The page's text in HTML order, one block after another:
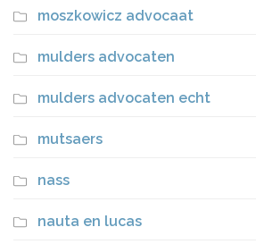
moszkowicz advocaat
mulders advocaten
mulders advocaten echt
mutsaers
nass
nauta en lucas